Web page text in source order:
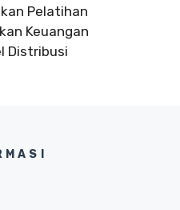
Pelatihan
Keuangan
Distribusi